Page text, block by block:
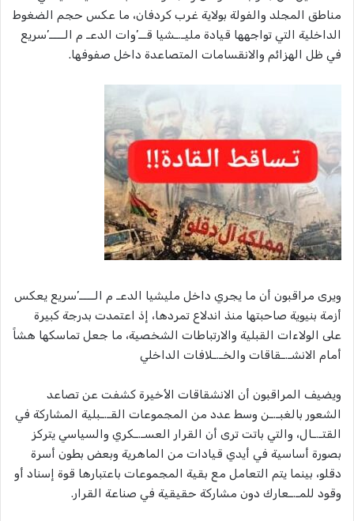
مناطق المجلد والفولة بولاية غرب كردفان، ما عكس حجم الضغوط
الداخلية التي تواجهها قيادة مليـ.ـشيا قــ’وات الدعـ م الــــ’سريع
في ظل الهزائم والانقسامات المتصاعدة داخل صفوفها.
ويرى مراقبون أن ما يجري داخل مليشيا الدعـ م الــــ’سريع يعكس
أزمة بنيوية صاحبتها منذ اندلاع تمردها، إذ اعتمدت بدرجة كبيرة
على الولاءات القبلية والارتباطات الشخصية، ما جعل تماسكها هشاً
أمام الانشـ.ـقاقات والخـ.ـلافات الداخلي
ويضيف المراقبون أن الانشقاقات الأخيرة كشفت عن تصاعد
الشعور بالغبـ.ـن وسط عدد من المجموعات القـ.ـبلية المشاركة في
القتـ.ـال، والتي باتت ترى أن القرار العسـ.ـكري والسياسي يتركز
بصورة أساسية في أيدي قيادات من الماهرية وبعض بطون أسرة
دقلو، بينما يتم التعامل مع بقية المجموعات باعتبارها قوة إسناد أو
وقود للمـ.ـعارك دون مشاركة حقيقية في صناعة القرار.